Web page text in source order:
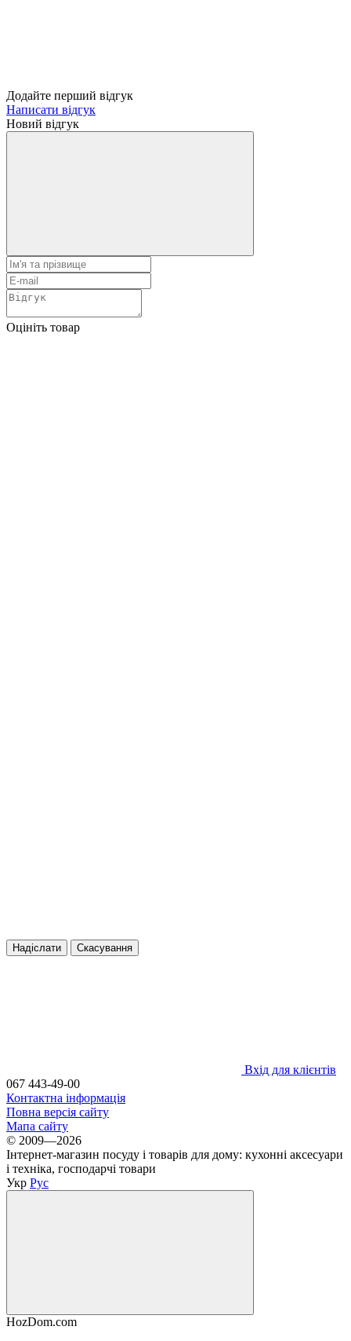
Додайте перший відгук
Написати відгук
Новий відгук
Оцініть товар
Надіслати Скасування
Вхід для клієнтів
067 443-49-00
Контактна інформація
Повна версія сайту
Мапа сайту
© 2009—2026
Інтернет-магазин посуду і товарів для дому: кухонні аксесуари
і техніка, господарчі товари
Укр Рус
HozDom.com